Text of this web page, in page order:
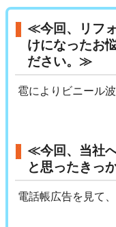
≪今回、リフ
けになったお
ださい。≫
雹によりビニール
≪今回、当社
と思ったきっ
電話帳広告を見て